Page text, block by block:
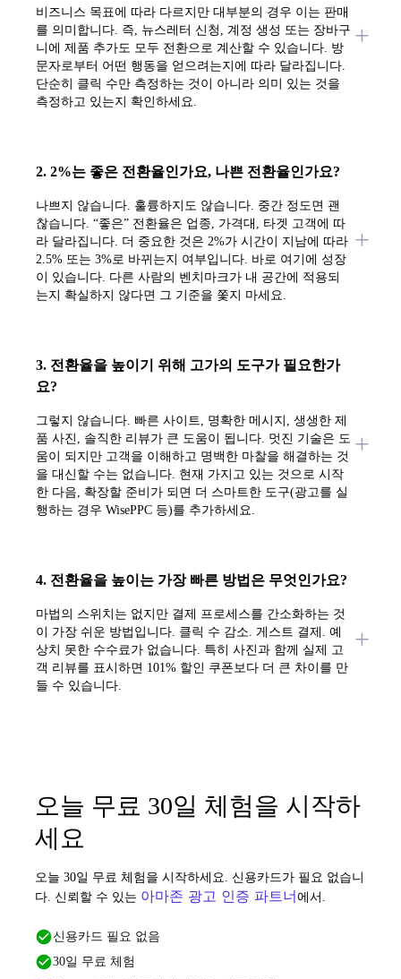
비즈니스 목표에 따라 다르지만 대부분의 경우 이는 판매
를 의미합니다. 즉, 뉴스레터 신청, 계정 생성 또는 장바구
니에 제품 추가도 모두 전환으로 계산할 수 있습니다. 방
문자로부터 어떤 행동을 얻으려는지에 따라 달라집니다.
단순히 클릭 수만 측정하는 것이 아니라 의미 있는 것을
측정하고 있는지 확인하세요.
2. 2%는 좋은 전환율인가요, 나쁜 전환율인가요?
나쁘지 않습니다. 훌륭하지도 않습니다. 중간 정도면 괜
찮습니다. “좋은” 전환율은 업종, 가격대, 타겟 고객에 따
라 달라집니다. 더 중요한 것은 2%가 시간이 지남에 따라
2.5% 또는 3%로 바뀌는지 여부입니다. 바로 여기에 성장
이 있습니다. 다른 사람의 벤치마크가 내 공간에 적용되
는지 확실하지 않다면 그 기준을 쫓지 마세요.
3. 전환율을 높이기 위해 고가의 도구가 필요한가
요?
그렇지 않습니다. 빠른 사이트, 명확한 메시지, 생생한 제
품 사진, 솔직한 리뷰가 큰 도움이 됩니다. 멋진 기술은 도
움이 되지만 고객을 이해하고 명백한 마찰을 해결하는 것
을 대신할 수는 없습니다. 현재 가지고 있는 것으로 시작
한 다음, 확장할 준비가 되면 더 스마트한 도구(광고를 실
행하는 경우 WisePPC 등)를 추가하세요.
4. 전환율을 높이는 가장 빠른 방법은 무엇인가요?
마법의 스위치는 없지만 결제 프로세스를 간소화하는 것
이 가장 쉬운 방법입니다. 클릭 수 감소. 게스트 결제. 예
상치 못한 수수료가 없습니다. 특히 사진과 함께 실제 고
객 리뷰를 표시하면 101% 할인 쿠폰보다 더 큰 차이를 만
들 수 있습니다.
오늘 무료 30일 체험을 시작하
세요
오늘 30일 무료 체험을 시작하세요. 신용카드가 필요 없습니
다. 신뢰할 수 있는 아마존 광고 인증 파트너에서.
신용카드 필요 없음
30일 무료 체험